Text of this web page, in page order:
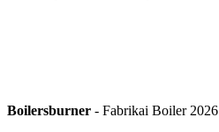
Boilersburner - Fabrikai Boiler 2026